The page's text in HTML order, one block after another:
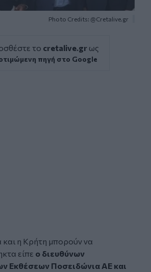
Photo Credits: @Cretalive.gr
το cretalive.gr ως
πηγή στο Google
και η Κρήτη μπορούν να
είπε ο διευθύνων
Εκθέσεων Ποσειδώνια ΑΕ και